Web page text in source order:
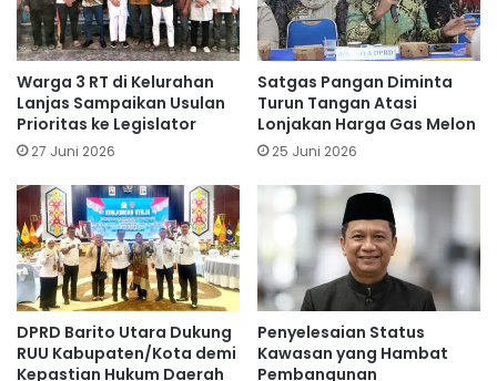
Warga 3 RT di Kelurahan
Lanjas Sampaikan Usulan
Prioritas ke Legislator
27 Juni 2026
Satgas Pangan Diminta
Turun Tangan Atasi
Lonjakan Harga Gas Melon
25 Juni 2026
DPRD Barito Utara Dukung
RUU Kabupaten/Kota demi
Kepastian Hukum Daerah
Penyelesaian Status
Kawasan yang Hambat
Pembangunan